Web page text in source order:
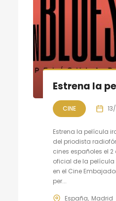
CINE
Estrena la película
del priodista
cines españoles el
oficial de la película
en el Cine
per...
España Madrid